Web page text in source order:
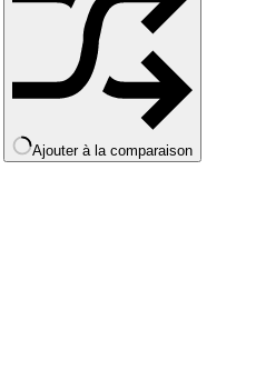
Ajouter à la comparaison